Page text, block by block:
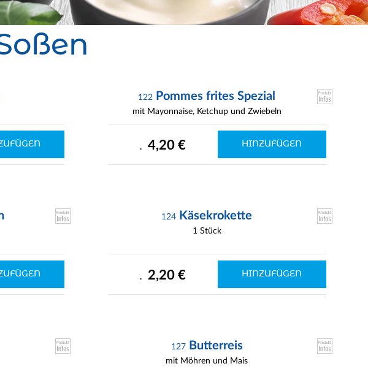
122 Pommes frites Spezial
mit Mayonnaise, Ketchup und Zwiebeln
. 4,20 € HINZUFÜGEN
124 Käsekrokette
1 Stück
. 2,20 € HINZUFÜGEN
127 Butterreis
mit Möhren und Mais